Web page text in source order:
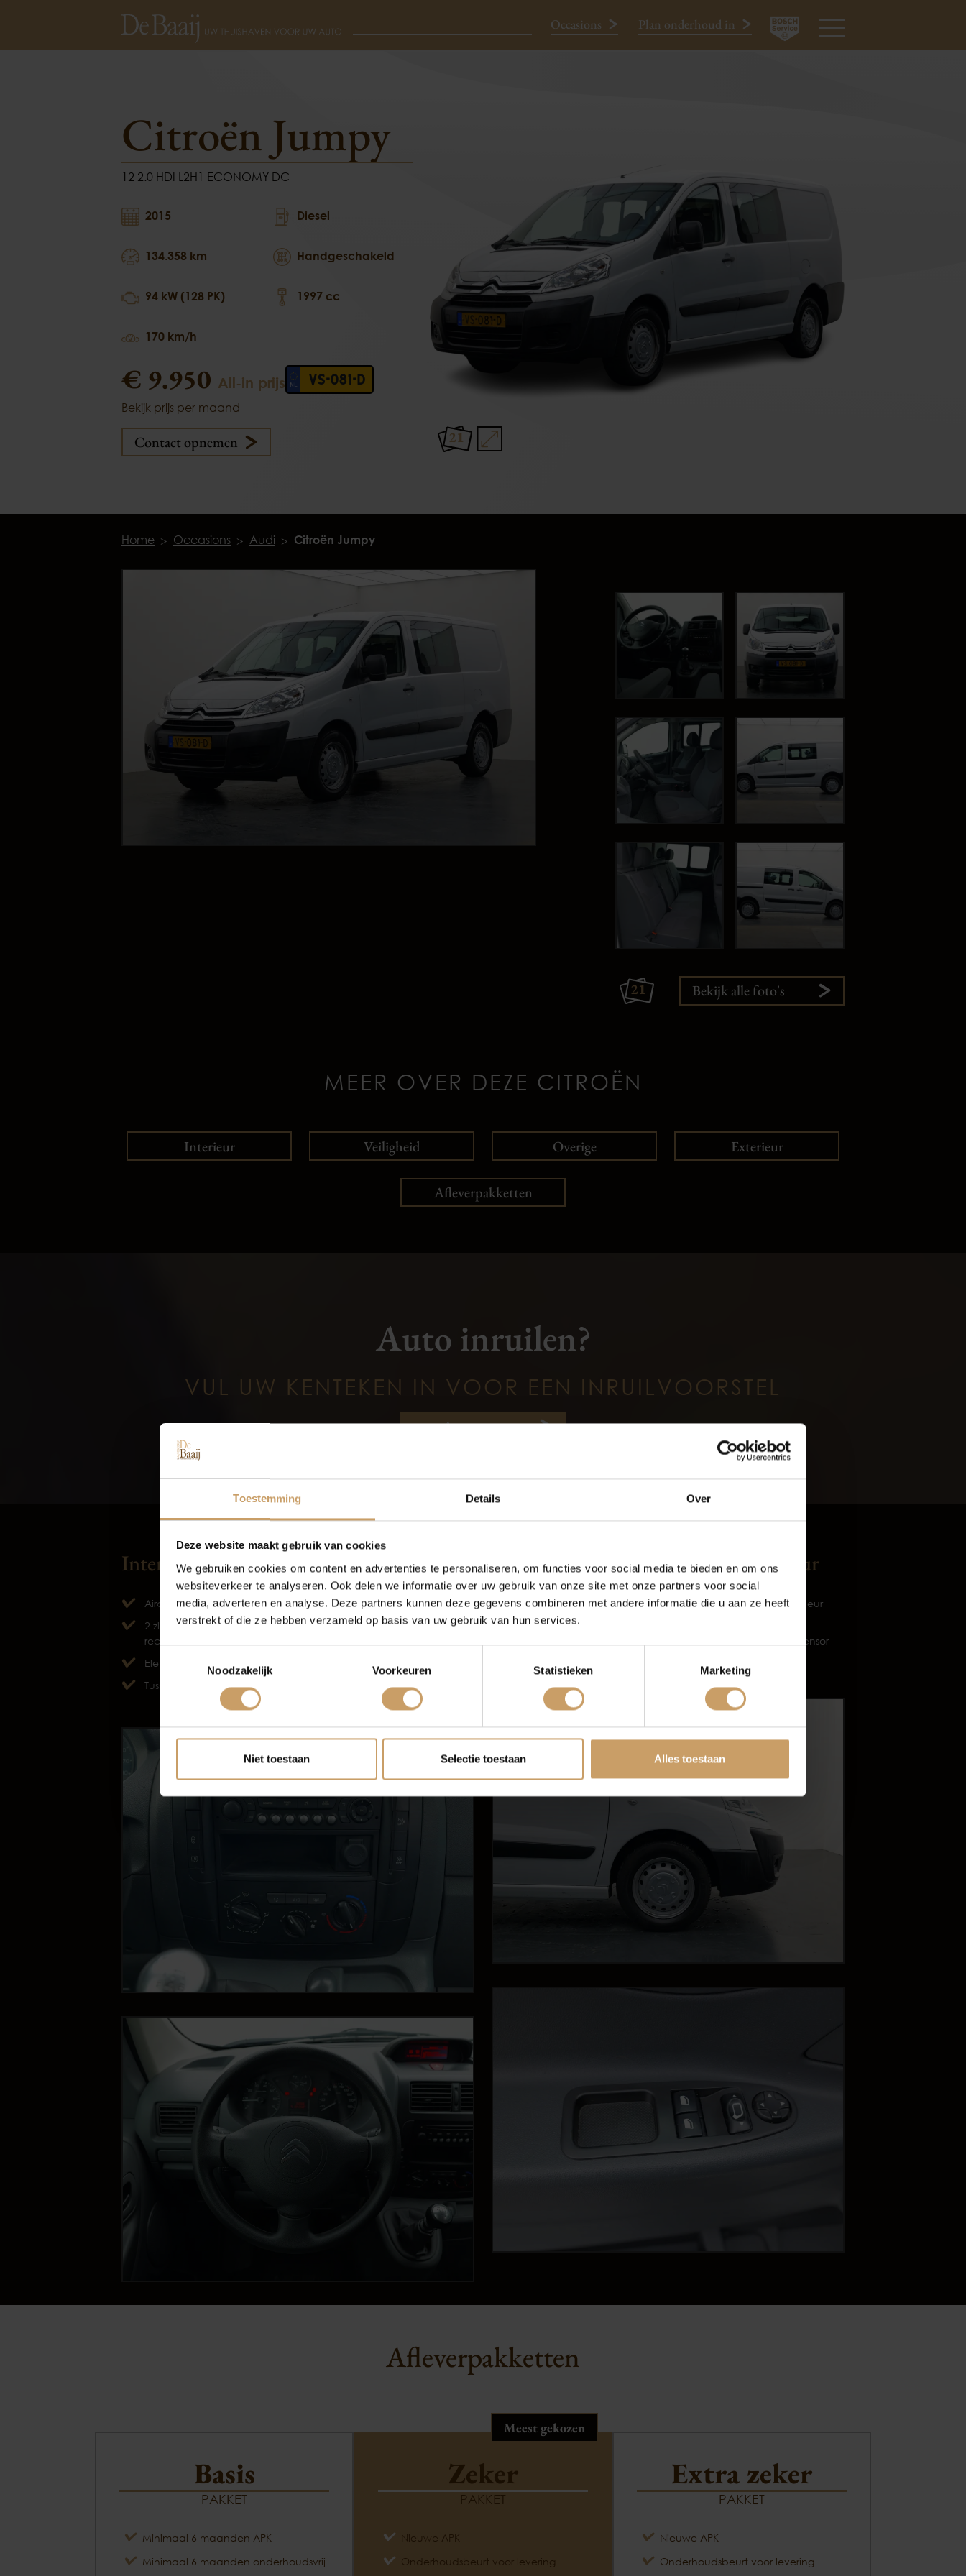
Toestemming Details Over
Deze website maakt gebruik van cookies
We gebruiken cookies om content en advertenties te personaliseren, om functies voor social media te bieden en om ons
websiteverkeer te analyseren. Ook delen we informatie over uw gebruik van onze site met onze partners voor social
media, adverteren en analyse. Deze partners kunnen deze gegevens combineren met andere informatie die u aan ze heeft
verstrekt of die ze hebben verzameld op basis van uw gebruik van hun services.
Noodzakelijk
Voorkeuren Statistieken Marketing
Niet toestaan Selectie toestaan Alles toestaan
Occasions Plan onderhoud in
Citroën Jumpy
12 2.0 HDI L2H1 ECONOMY DC
2015
134.358 km
94 kW (128 PK)
170 km/h
Diesel
Handgeschakeld
1997 cc
€ 9.950 All-in prijs VS-081-D
Bekijk prijs per maand
Contact opnemen 21
Home Occasions Audi Citroën Jumpy
21 Bekijk alle foto's
MEER OVER DEZE CITROËN
Interieur Veiligheid Overige Exterieur
Afleverpakketten
Auto inruilen?
VUL UW KENTEKEN IN VOOR EEN INRUILVOORSTEL
Aanvragen
Interieur
Airco
2 zitplaatsen
rechtsvoor
Elektrische ramen voor
Tussenschot volledig
Veiligheid
Elektronisch Stabiliteits
Programma
Anti Blokkeer Systeem
Overige
centrale vergrendeling met
afstandsbediening
Exterieur
Zijschuifdeur
Parkeersensor
Afleverpakketten
Basis
PAKKET
Minimaal 6 maanden APK
Minimaal 6 maanden onderhoudsvrij
Meest gekozen
Zeker
PAKKET
Nieuwe APK
Onderhoudsbeurt voor levering
Extra zeker
PAKKET
Nieuwe APK
Onderhoudsbeurt voor levering
Autolease
Financiering
Autoverzekeringen
Verkoop
Over Autobedrijf De Baaij
Blogs
Contact
Afleverpakketten